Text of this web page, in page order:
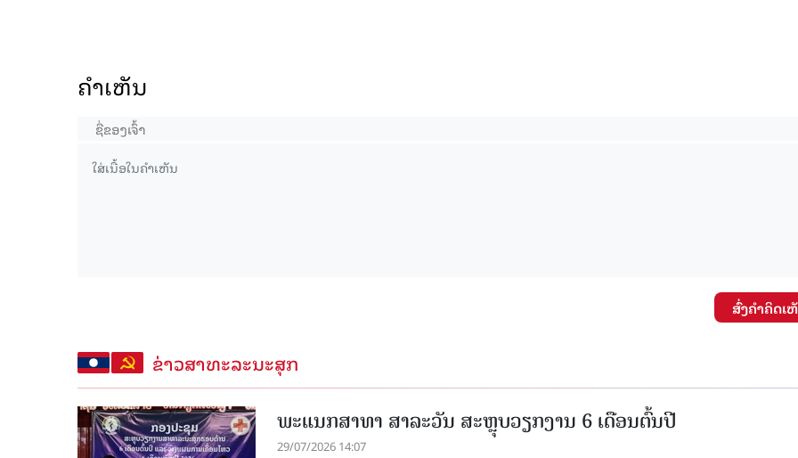
ຄໍາເຫັນ
ສົ່ງຄໍາຄິດເ
ຂ່າວສາທະລະນະສຸກ
ພະແນກສາທາ ສາລະວັນ ສະຫຼຸບວຽກງານ 6 ເດືອນຕົ້ນປີ
29/07/2026 14:07